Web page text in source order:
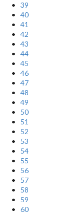
39
40
41
42
43
44
45
46
47
48
49
50
51
52
53
54
55
56
57
58
59
60